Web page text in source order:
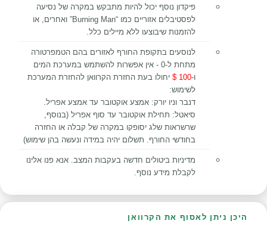
פיקדון נוסף יכול להיות מתבקש במקרה של נסיעה
לפסטיבלים אזוריים כמו “Burning Man” ואחרים, או
להזמנות שיבוצעו ללא מיילים כלל.
לנוסעים בתקופת החורף לאזורים בהם הטמפרטורה
מתחת ל-0 - אין אפשרות להשתמש במערכת המים
ו-100 $
יחולו בעת החזרת הקרוואן להחזרת המערכת
לשימוש:
דנבר וניו יורק: אמצע אוקטובר עד אמצע אפריל.
סיאטל: תחילת אוקטובר עד סוף אפריל (בנוסף,
שרשראות שלג יסופקו במקרה של קבלה או החזרה
בחודשי החורף. תשלום יהיה במידה ונעשה בהן שימוש)
מדיניות ביטולים חדשה בעקבות המצב. אנא פנו אלינו
לקבלת מידע נוסף.
היכן ניתן לאסוף את הקרוואן